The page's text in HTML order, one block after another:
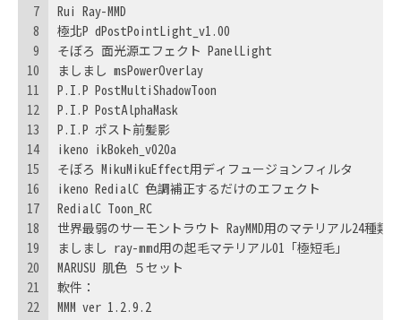
7
8
9
10
11
12
13
14
15
16
17
18
19
20
21
22
Rui Ray-MMD
極北P dPostPointLight_v1.00
そぼろ 面光源エフェクト PanelLight
ましまし msPowerOverlay
P.I.P PostMultiShadowToon
P.I.P PostAlphaMask
P.I.P ポスト前髪影
ikeno ikBokeh_v020a
そぼろ MikuMikuEffect用ディフュージョンフィルタ
ikeno RedialC 色調補正するだけのエフェクト
RedialC Toon_RC
世界最弱のサーモントラウト RayMMD用のマテリアル24種類
ましまし ray-mmd用の起毛マテリアル01「極短毛」
MARUSU 肌色 ５セット
軟件：
MMM ver 1.2.9.2